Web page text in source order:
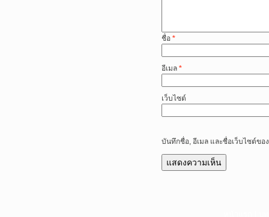
ชื่อ *
อีเมล *
เว็บไซต์
บันทึกชื่อ, อีเมล และชื่อเว็บไซต์ขอ